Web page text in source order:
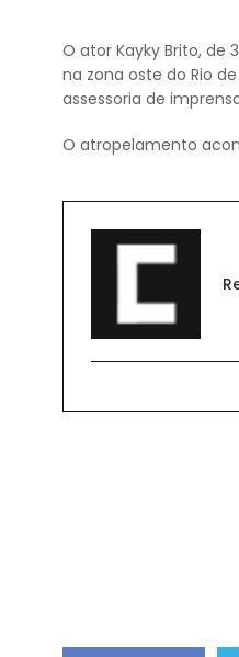
O ator Kayky Brito, de
na zona oste do Rio
assessoria de
O atropelamento